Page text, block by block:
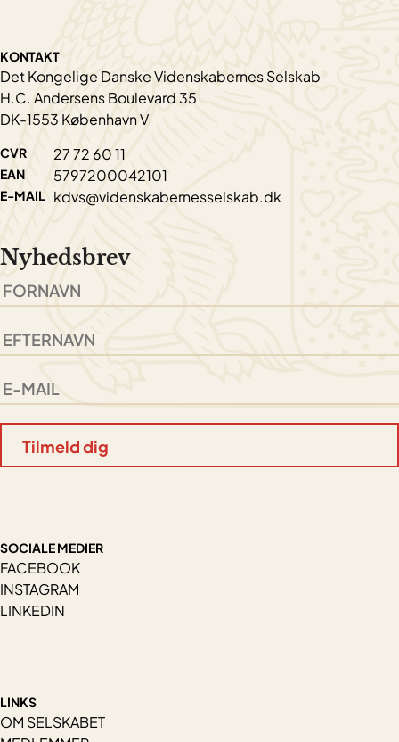
KONTAKT
Det Kongelige Danske Videnskabernes Selskab
H.C. Andersens Boulevard 35
DK-1553 København V
CVR 27 72 60 11
EAN 5797200042101
E-MAIL kdvs@videnskabernesselskab.dk
Nyhedsbrev
SOCIALE MEDIER
FACEBOOK
INSTAGRAM
LINKEDIN
LINKS
OM SELSKABET